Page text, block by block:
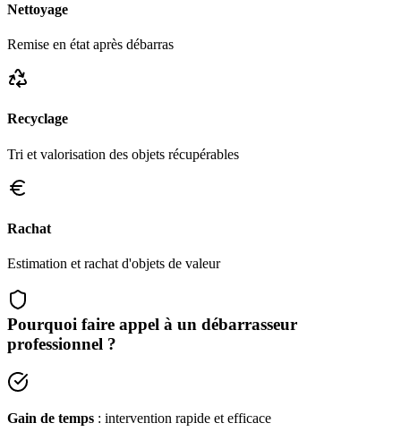
Nettoyage
Remise en état après débarras
Recyclage
Tri et valorisation des objets récupérables
Rachat
Estimation et rachat d'objets de valeur
Pourquoi faire appel à un débarrasseur
professionnel ?
Gain de temps : intervention rapide et efficace